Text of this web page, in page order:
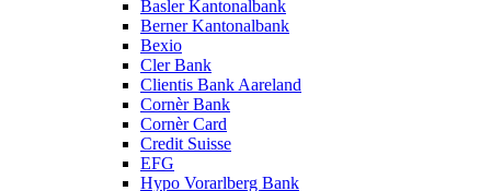
Basler Kantonalbank
Berner Kantonalbank
Bexio
Cler Bank
Clientis Bank Aareland
Cornèr Bank
Cornèr Card
Credit Suisse
EFG
Hypo Vorarlberg Bank